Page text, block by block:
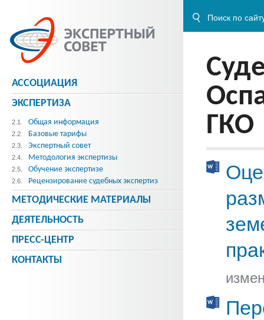
ГКО
АССОЦИАЦИЯ
ЭКСПЕРТИЗА
2.1. Общая информация
2.2. Базовые тарифы
2.3. Экспертный совет
2.4. Методология экспертизы
2.5. Обучение экспертизе
2.6. Рецензирование судебных экспертиз
МЕТОДИЧЕСКИE МАТЕРИАЛЫ
ДЕЯТЕЛЬНОСТЬ
ПРЕСС-ЦЕНТР
КОНТАКТЫ